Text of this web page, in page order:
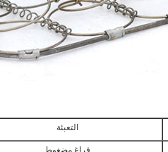
التعبئة
فراغ مضغوط